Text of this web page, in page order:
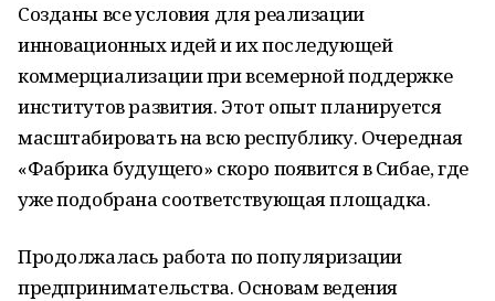
Созданы все условия для реализации
инновационных идей и их последующей
коммерциализации при всемерной поддержке
институтов развития. Этот опыт планируется
масштабировать на всю республику. Очередная
«Фабрика будущего» скоро появится в Сибае, где
уже подобрана соответствующая площадка.
Продолжалась работа по популяризации
предпринимательства. Основам ведения